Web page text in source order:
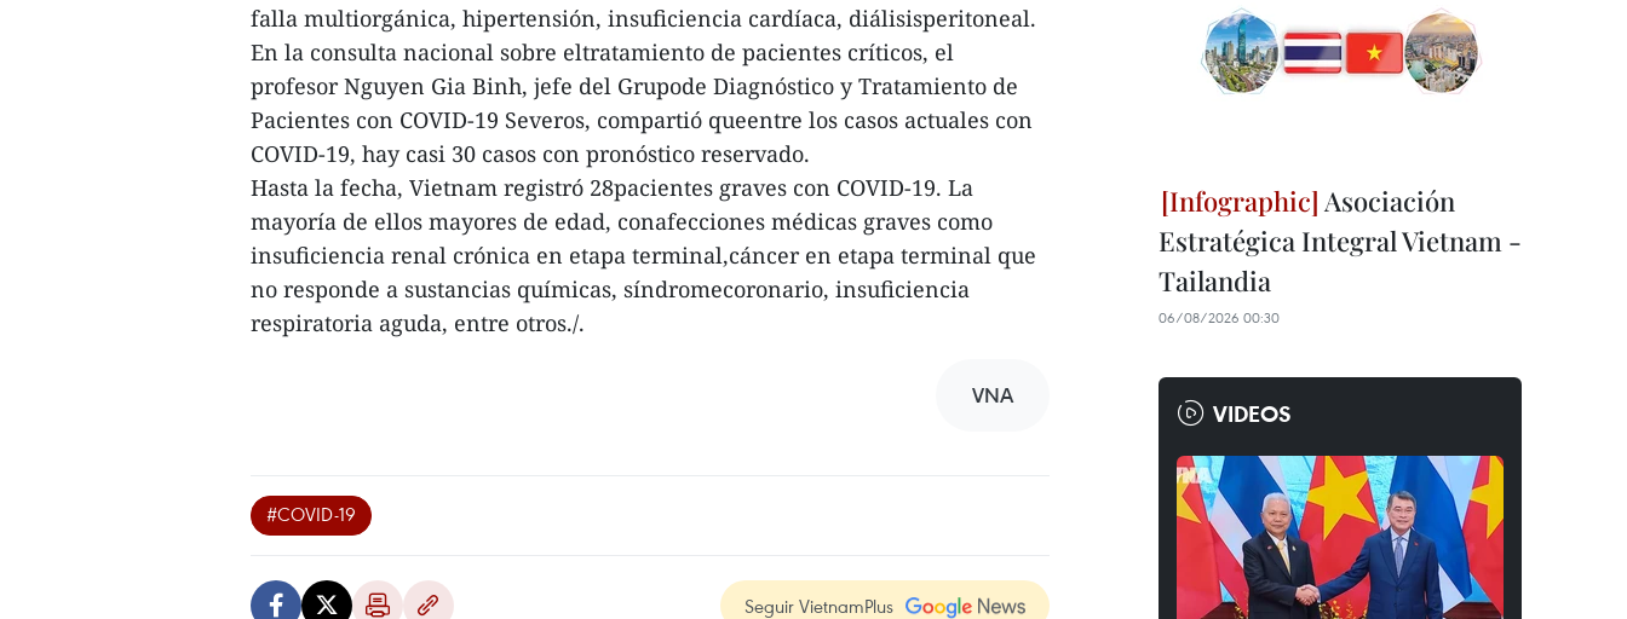
falla multiorgánica, hipertensión, insuficiencia cardíaca, diálisisperitoneal.
En la consulta nacional sobre eltratamiento de pacientes críticos, el
profesor Nguyen Gia Binh, jefe del Grupode Diagnóstico y Tratamiento de
Pacientes con COVID-19 Severos, compartió queentre los casos actuales con
COVID-19, hay casi 30 casos con pronóstico reservado.
Hasta la fecha, Vietnam registró 28pacientes graves con COVID-19. La
mayoría de ellos mayores de edad, conafecciones médicas graves como
insuficiencia renal crónica en etapa terminal,cáncer en etapa terminal que
no responde a sustancias químicas, síndromecoronario, insuficiencia
respiratoria aguda, entre otros./.
VNA
#COVID-19
Seguir VietnamPlus
Asociación
Estratégica Integral Vietnam -
Tailandia
06/08/2026 00:30
VIDEOS